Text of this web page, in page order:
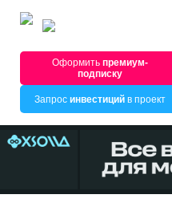
Оформитьпремиум-
подписку
Запрос инвестицийв проект